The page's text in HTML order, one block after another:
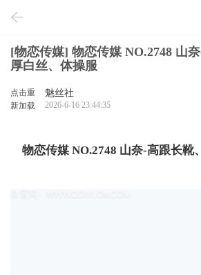
[物恋传媒] 物恋传媒 NO.2748 山奈
厚白丝、体操服
点击重
新加载
魅丝社
2026-6-16 23:44:35
物恋传媒 NO.2748 山奈-高跟长靴